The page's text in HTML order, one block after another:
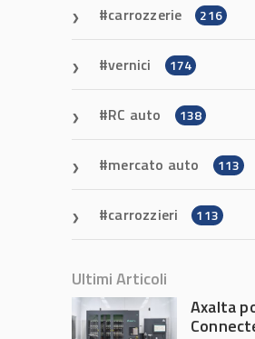
carrozzerie 216
vernici 174
RC auto 138
mercato auto 113
carrozzieri 113
Ultimi Articoli
Axalta